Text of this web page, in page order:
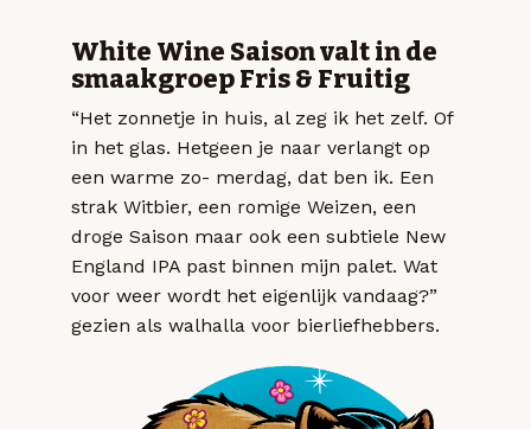
White Wine Saison valt in de
smaakgroep Fris & Fruitig
“Het zonnetje in huis, al zeg ik het zelf. Of
in het glas. Hetgeen je naar verlangt op
een warme zo- merdag, dat ben ik. Een
strak Witbier, een romige Weizen, een
droge Saison maar ook een subtiele New
England IPA past binnen mijn palet. Wat
voor weer wordt het eigenlijk vandaag?”
gezien als walhalla voor bierliefhebbers.